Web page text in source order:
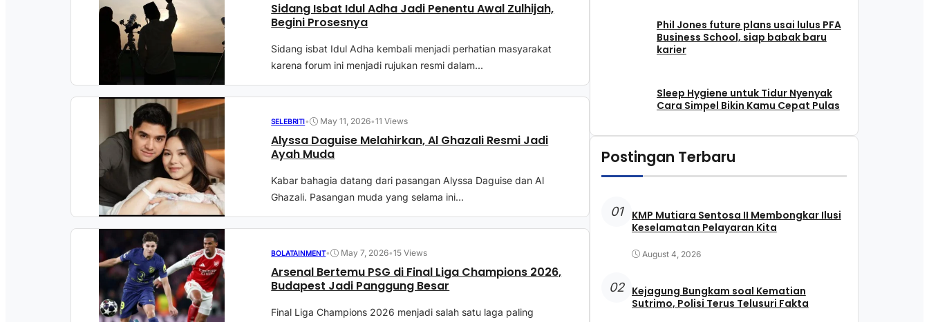
Sidang Isbat Idul Adha Jadi Penentu Awal Zulhijah,
Begini Prosesnya
Sidang isbat Idul Adha kembali menjadi perhatian masyarakat
karena forum ini menjadi rujukan resmi dalam...
SELEBRITI• May 11, 2026•11 Views
Alyssa Daguise Melahirkan, Al Ghazali Resmi Jadi
Ayah Muda
Kabar bahagia datang dari pasangan Alyssa Daguise dan Al
Ghazali. Pasangan muda yang selama ini...
BOLATAINMENT• May 7, 2026•15 Views
Arsenal Bertemu PSG di Final Liga Champions 2026,
Budapest Jadi Panggung Besar
Final Liga Champions 2026 menjadi salah satu laga paling
Phil Jones future plans usai lulus PFA
Business School, siap babak baru
karier
Sleep Hygiene untuk Tidur Nyenyak
Cara Simpel Bikin Kamu Cepat Pulas
Postingan Terbaru
01
KMP Mutiara Sentosa II Membongkar Ilusi
Keselamatan Pelayaran Kita
August 4, 2026
02
Kejagung Bungkam soal Kematian
Sutrimo, Polisi Terus Telusuri Fakta